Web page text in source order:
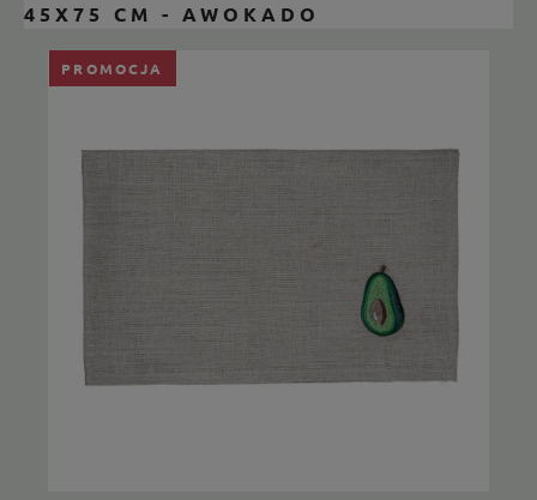
45X75 CM - AWOKADO
PROMOCJA